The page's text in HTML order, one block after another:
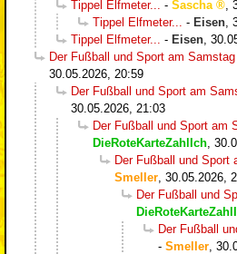
Tippel Elfmeter...
- Sascha
Tippel Elfmeter...
- Eisen
Tippel Elfmeter...
- Eisen
Der Fußball und Sport am
30.05.2026, 20:59
Der Fußball und Sport am
30.05.2026, 21:03
Der Fußball und Sport am
DieRoteKarteZahlIch
Der Fußball und Sport
Smeller 30.05.2026,
Der Fußball und
Der Fußball
- Smeller